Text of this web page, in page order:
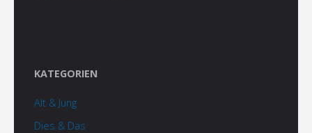
KATEGORIEN
Alt & Jung
Dies & Das